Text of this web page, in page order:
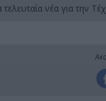
νέα για την